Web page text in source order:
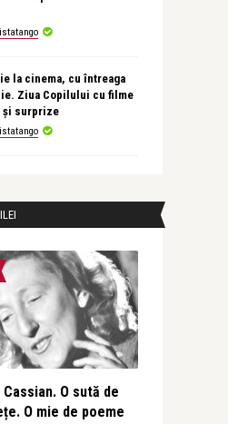
la cinema, cu întreaga
Ziua Copilului cu filme
și surprize
O sută de
O mie de poeme